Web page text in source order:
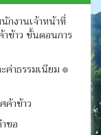
งานเจ้าหน้าที่
ข้าว ขั้นตอนการ
ค่าธรรมเนียม
ค้าข้าว
ขอ